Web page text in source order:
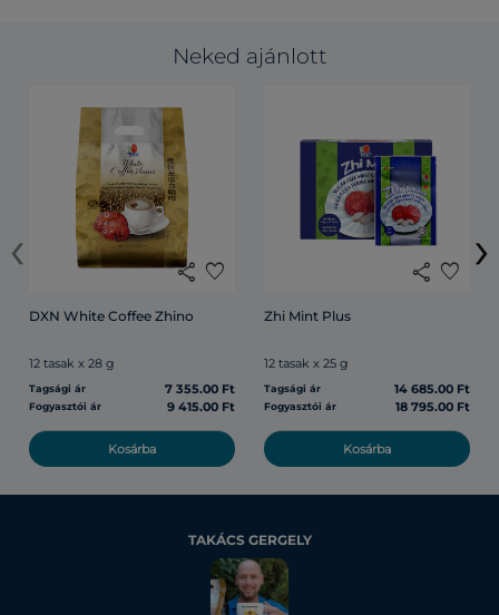
Neked ajánlott
share favorite
DXN White Coffee Zhino
12 tasak x 28 g
Tagsági ár 7 355.00 Ft
Fogyasztói ár 9 415.00 Ft
Kosárba
share favorite
Zhi Mint Plus
12 tasak x 25 g
Tagsági ár 14 685.00 Ft
Fogyasztói ár 18 795.00 Ft
Kosárba
‹ ›
TAKÁCS GERGELY